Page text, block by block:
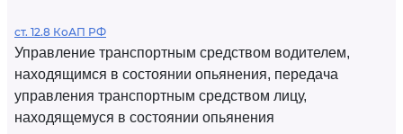
ст. 12.8 КоАП РФ
Управление транспортным средством водителем,
находящимся в состоянии опьянения, передача
управления транспортным средством лицу,
находящемуся в состоянии опьянения